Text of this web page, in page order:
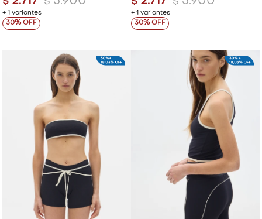
+ 1 variantes
$ $
30
+ 1 variantes
$ $
30